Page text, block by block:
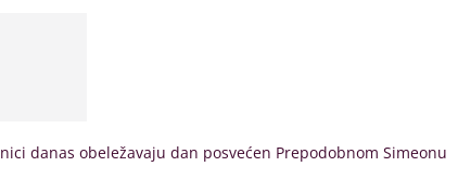
danas obeležavaju dan posvećen Prepodobnom Simeonu